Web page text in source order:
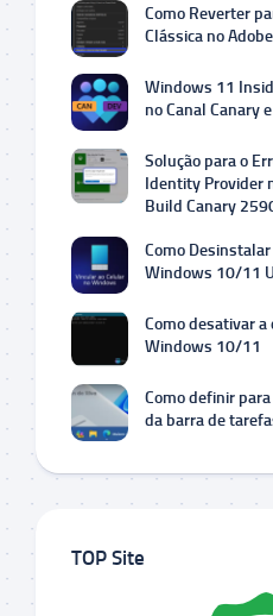
Como Reverter
Clássica no
Windows 11
no Canal Canary
Solução para o
Identity Provider
Build Canary
Como
Windows 10/11
Como desativar
Windows 10/11
Como definir
da barra de
TOP Site